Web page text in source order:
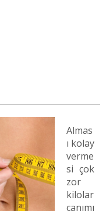
Almas
ı kolay
verme
si çok
zor
kilolar
canımı